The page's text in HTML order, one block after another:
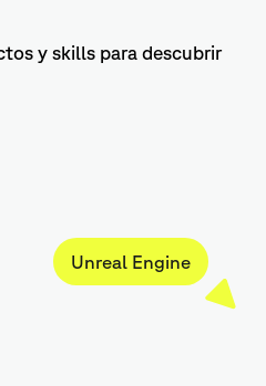
y skills para descubrir
Unreal Engine